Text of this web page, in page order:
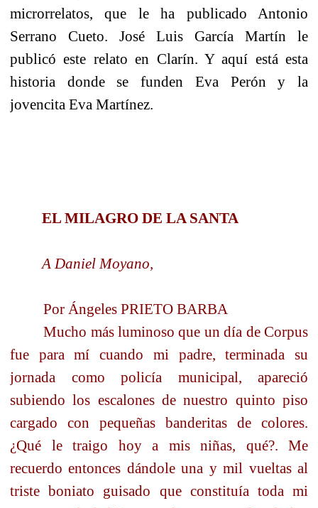
microrrelatos, que le ha publicado Antonio
Serrano Cueto. José Luis García Martín le
publicó este relato en Clarín. Y aquí está esta
historia donde se funden Eva Perón y la
jovencita Eva Martínez.
EL MILAGRO DE LA SANTA
A Daniel Moyano,
Por Ángeles PRIETO BARBA
Mucho más luminoso que un día de Corpus
fue para mí cuando mi padre, terminada su
jornada como policía municipal, apareció
subiendo los escalones de nuestro quinto piso
cargado con pequeñas banderitas de colores.
¿Qué le traigo hoy a mis niñas, qué?. Me
recuerdo entonces dándole una y mil vueltas al
triste boniato guisado que constituía toda mi